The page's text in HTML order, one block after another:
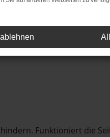
Funktioniert die